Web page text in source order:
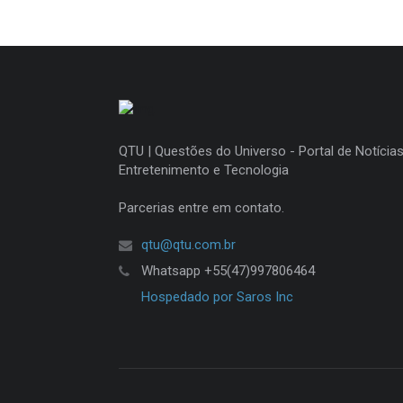
QTU | Questões do Universo - Portal de
Entretenimento e Tecnologia
Parcerias entre em contato.
qtu@qtu.com.br
Whatsapp +55(47)997806464
Hospedado por Saros Inc